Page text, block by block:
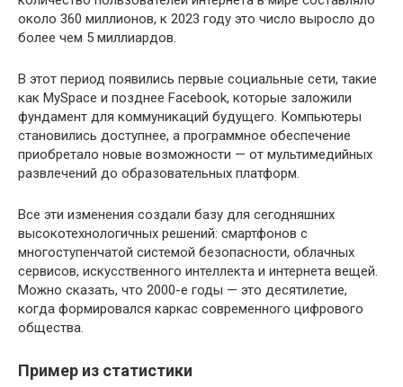
около 360 миллионов, к 2023 году это число выросло до
более чем 5 миллиардов.
В этот период появились первые социальные сети, такие
как MySpace и позднее Facebook, которые заложили
фундамент для коммуникаций будущего. Компьютеры
становились доступнее, а программное обеспечение
приобретало новые возможности — от мультимедийных
развлечений до образовательных платформ.
Все эти изменения создали базу для сегодняшних
высокотехнологичных решений: смартфонов с
многоступенчатой системой безопасности, облачных
сервисов, искусственного интеллекта и интернета вещей.
Можно сказать, что 2000-е годы — это десятилетие,
когда формировался каркас современного цифрового
общества.
Пример из статистики